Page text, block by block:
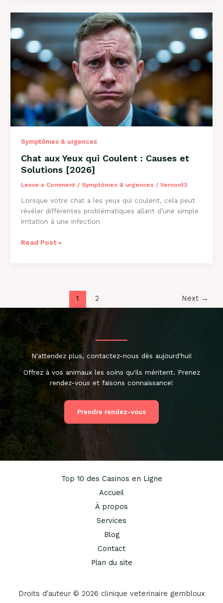
Langue
:
8
Causes
et
Solutions
Symptômes & urgences
Chat aux Yeux qui Coulent : Causes et
Solutions [2026]
Leave a Comment / Symptômes & urgences / Vernon13
Lorsque votre chat a les yeux qui coulent, cela peut
révéler différentes problématiques allant d’une simple
irritation à une infection
Chat
Solutions
[2026]
Read Post »
1 2 Next →
N'attendez plus, contactez-nous dès aujourd'hui!
Offrez à vos animaux les soins qu'ils méritent. Prenez
rendez-vous et faisons connaissance!
Prendre rendez-vous
Top 10 des Casinos en Ligne
Accueil
À propos
Services
Blog
Contact
Plan du site
Droits d'auteur © 2026 clinique veterinaire gembloux